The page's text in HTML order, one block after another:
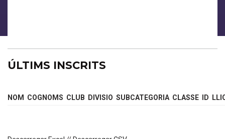
ÚLTIMS INSCRITS
NOM COGNOMS CLUB DIVISIO SUBCATEGORIA CLASSE ID